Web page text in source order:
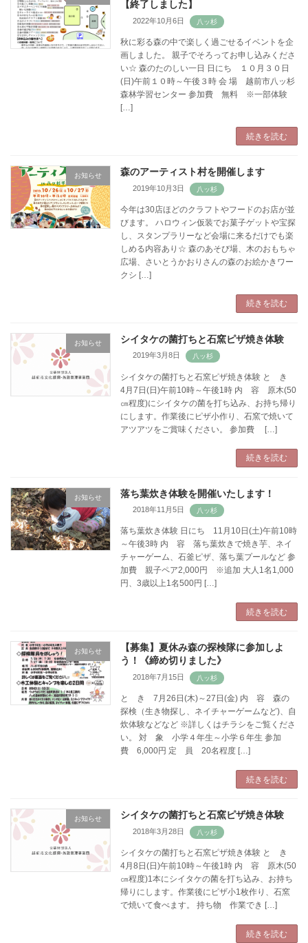
【終了しました】
2022年10月6日
秋に彩る森の中で楽しく過ごせるイベントを企
画しました。 親子でそろってお申し込みくださ
い☆ 森のたのしい一日 日にち １０月３０日
(日)午前１０時～午後３時 会 場 越前市八ッ杉
森林学習センター 参加費 無料 ※一部体験
[…]
続きを読む
お知らせ 森のアーティスト村を開催します
2019年10月3日
今年は30店ほどのクラフトやフードのお店が並
びます。 ハロウィン仮装でお菓子ゲットや宝探
し、スタンプラリーなど会場に来るだけでも楽
しめる内容あり☆ 森のあそび場、木のおもちゃ
広場、さいとうかおりさんの森のお絵かきワー
クシ […]
続きを読む
お知らせ シイタケの菌打ちと石窯ピザ焼き体験
2019年3月8日
シイタケの菌打ちと石窯ピザ焼き体験 と き
4月7日(日)午前10時～午後1時 内 容 原木(50
㎝程度)にシイタケの菌を打ち込み、お持ち帰り
にします。作業後にピザ小作り、石窯で焼いて
アツアツをご賞味ください。 参加費 […]
続きを読む
お知らせ 落ち葉炊き体験を開催いたします！
2018年11月5日
落ち葉炊き体験 日にち 11月10日(土)午前10時
～午後3時 内 容 落ち葉炊きで焼き芋、ネイ
チャーゲーム、石釜ピザ、落ち葉プールなど 参
加費 親子ペア2,000円 ※追加 大人1名1,000
円、3歳以上1名500円 […]
続きを読む
お知らせ
【募集】夏休み森の探検隊に参加しよ
う！《締め切りました》
2018年7月15日
と き 7月26日(木)～27日(金) 内 容 森の
探検（生き物探し、ネイチャーゲームなど)、自
炊体験などなど ※詳しくはチラシをご覧くださ
い。 対 象 小学４年生～小学６年生 参加
費 6,000円 定 員 20名程度 […]
続きを読む
お知らせ シイタケの菌打ちと石窯ピザ焼き体験
2018年3月28日
シイタケの菌打ちと石窯ピザ焼き体験 と き
4月8日(日)午前10時～午後1時 内 容 原木(50
㎝程度)1本にシイタケの菌を打ち込み、お持ち
帰りにします。作業後にピザ小1枚作り、石窯
で焼いて食べます。 持ち物 作業でき […]
続きを読む